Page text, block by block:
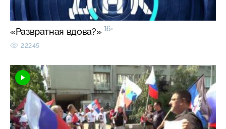
«Развратная вдова?» 16+
22245